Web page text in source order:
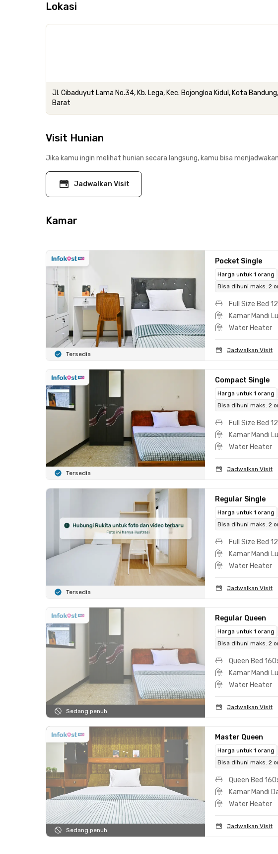
Lokasi
Jl. Cibaduyut Lama No.34, Kb. Lega, Kec. Bojongloa Kidul, Kota
Barat
Visit Hunian
Jika kamu ingin melihat hunian secara langsung, kamu bisa
Jadwalkan Visit
Kamar
Tersedia
Pocket Single
Harga untuk 1 orang
Bisa dihuni maks. 2
Full Size Bed
Kamar Mandi
Water Heater
Jadwalkan Visit
Tersedia
Compact Single
Harga untuk 1 orang
Bisa dihuni maks. 2
Full Size Bed
Kamar Mandi
Water Heater
Jadwalkan Visit
Tersedia
Regular Single
Harga untuk 1 orang
Bisa dihuni maks. 2
Full Size Bed
Kamar Mandi
Water Heater
Jadwalkan Visit
Sedang penuh
Regular Queen
Harga untuk 1 orang
Bisa dihuni maks. 2
Queen Bed
Kamar Mandi
Water Heater
Jadwalkan Visit
Sedang penuh
Master Queen
Harga untuk 1 orang
Bisa dihuni maks. 2
Queen Bed
Kamar Mandi
Water Heater
Jadwalkan Visit